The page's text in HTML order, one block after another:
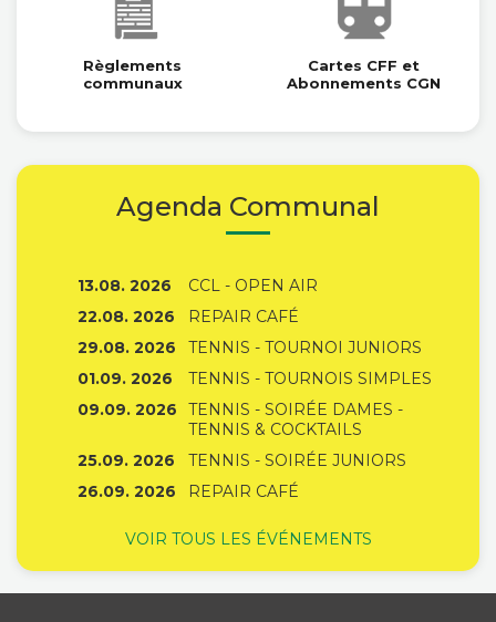
Règlements
communaux
Cartes CFF et
Abonnements CGN
Agenda Communal
13.08. 2026
CCL - OPEN AIR
22.08. 2026
REPAIR CAFÉ
29.08. 2026
TENNIS - TOURNOI JUNIORS
01.09. 2026
TENNIS - TOURNOIS SIMPLES
09.09. 2026
TENNIS - SOIRÉE DAMES -
TENNIS & COCKTAILS
25.09. 2026
TENNIS - SOIRÉE JUNIORS
26.09. 2026
REPAIR CAFÉ
VOIR TOUS LES ÉVÉNEMENTS